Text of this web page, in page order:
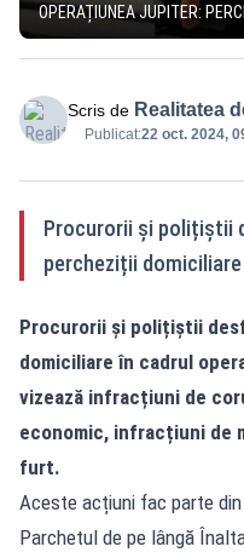
OPERAȚIUNEA JUPITER:
Scris de Realitatea
Publicat:22 oct. 2024,
Procurorii și polițiștii
percheziții
Procurorii și polițiștii
domiciliare în cadrul
vizează infracțiuni de
economic, infracțiuni de
furt.
Aceste acțiuni fac parte
Parchetul de pe lângă